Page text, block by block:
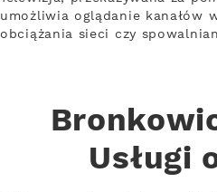
umożliwia oglądanie kanałów
obciążania sieci czy
Usługi